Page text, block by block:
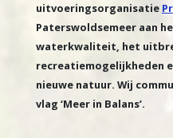
uitvoeringsorganisatie
Paterswoldsemeer aan
waterkwaliteit, het
recreatiemogelijkheden
nieuwe natuur. Wij
vlag ‘Meer in Balans’.